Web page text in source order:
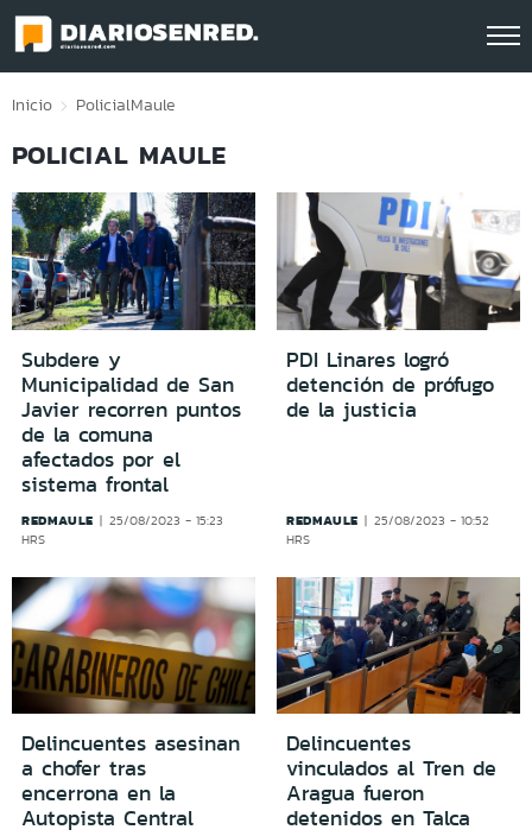
Click acá para ir directamente al contenido
Inicio PolicialMaule
POLICIAL MAULE
Subdere y
Municipalidad de San
Javier recorren puntos
de la comuna
afectados por el
sistema frontal
REDMAULE
25/08/2023 - 15:23
HRS
PDI Linares logró
detención de prófugo
de la justicia
REDMAULE
25/08/2023 - 10:52
HRS
Delincuentes asesinan
a chofer tras
encerrona en la
Autopista Central
Delincuentes
vinculados al Tren de
Aragua fueron
detenidos en Talca